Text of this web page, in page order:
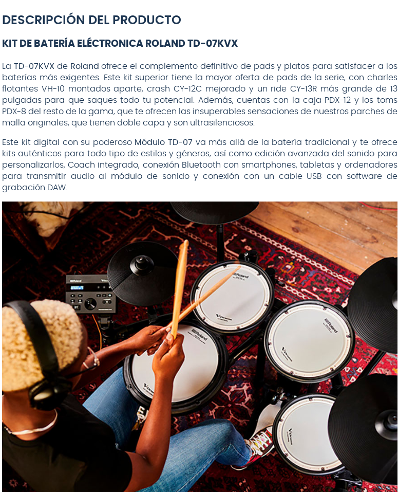
DESCRIPCIÓN DEL PRODUCTO
KIT DE BATERÍA ELÉCTRONICA ROLAND TD-07KVX
La TD-07KVX de Roland ofrece el complemento definitivo de pads y platos para satisfacer a los
baterías más exigentes. Este kit superior tiene la mayor oferta de pads de la serie, con charles
flotantes VH-10 montados aparte, crash CY-12C mejorado y un ride CY-13R más grande de 13
pulgadas para que saques todo tu potencial. Además, cuentas con la caja PDX-12 y los toms
PDX-8 del resto de la gama, que te ofrecen las insuperables sensaciones de nuestros parches de
malla originales, que tienen doble capa y son ultrasilenciosos.
Este kit digital con su poderoso Módulo TD-07va más allá de la batería tradicional y te ofrece
kits auténticos para todo tipo de estilos y géneros, así como edición avanzada del sonido para
personalizarlos, Coach integrado, conexión Bluetooth con smartphones, tabletas y ordenadores
para transmitir audio al módulo de sonido y conexión con un cable USB con software de
grabación DAW.
$89.990
AGREGAR AL
CARRITO
$19. 990
AGREGAR AL
CARRITO
$267.990
NO DISPONIBLE